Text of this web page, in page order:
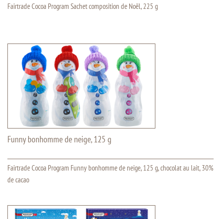
Fairtrade Cocoa Program Sachet composition de Noël, 225 g
Funny bonhomme de neige, 125 g
Fairtrade Cocoa Program Funny bonhomme de neige, 125 g, chocolat au lait, 30%
de cacao